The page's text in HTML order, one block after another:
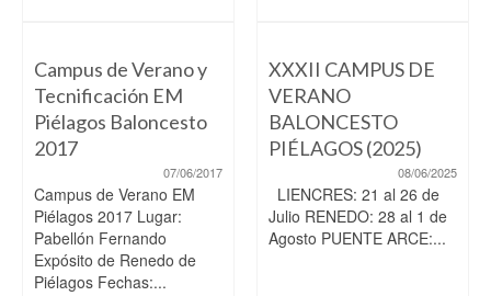
Campus de Verano y
Tecnificación EM
Piélagos Baloncesto
2017
07/06/2017
Campus de Verano EM
Piélagos 2017 Lugar:
Pabellón Fernando
Expósito de Renedo de
Piélagos Fechas:...
XXXII CAMPUS DE
VERANO
BALONCESTO
PIÉLAGOS (2025)
08/06/2025
LIENCRES: 21 al 26 de
Julio RENEDO: 28 al 1 de
Agosto PUENTE ARCE:...